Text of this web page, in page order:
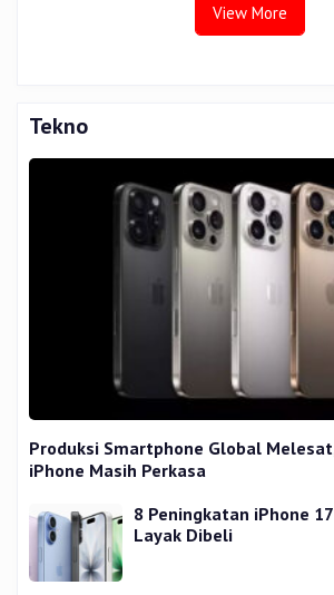
View More
Tekno
Produksi Smartphone Global
iPhone Masih Perkasa
8 Peningkatan iPhone
Layak Dibeli